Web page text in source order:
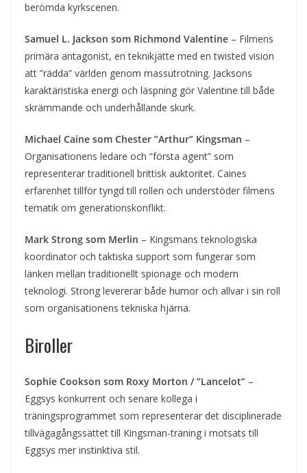
berömda kyrkscenen.
Samuel L. Jackson som Richmond Valentine – Filmens
primära antagonist, en teknikjätte med en twisted vision
att ”rädda” världen genom massutrotning. Jacksons
karaktäristiska energi och läspning gör Valentine till både
skrämmande och underhållande skurk.
Michael Caine som Chester ”Arthur” Kingsman –
Organisationens ledare och ”första agent” som
representerar traditionell brittisk auktoritet. Caines
erfarenhet tillför tyngd till rollen och understöder filmens
tematik om generationskonflikt.
Mark Strong som Merlin – Kingsmans teknologiska
koordinator och taktiska support som fungerar som
länken mellan traditionellt spionage och modern
teknologi. Strong levererar både humor och allvar i sin roll
som organisationens tekniska hjärna.
Biroller
Sophie Cookson som Roxy Morton / ”Lancelot” –
Eggsys konkurrent och senare kollega i
träningsprogrammet som representerar det disciplinerade
tillvägagångssättet till Kingsman-träning i motsats till
Eggsys mer instinktiva stil.